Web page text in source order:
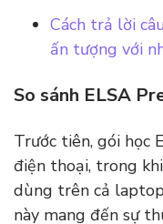
Cách trả lời
ấn tượng với
So sánh ELSA
Trước tiên, gói học
điện thoại, trong
dùng trên cả
này mang đến sự